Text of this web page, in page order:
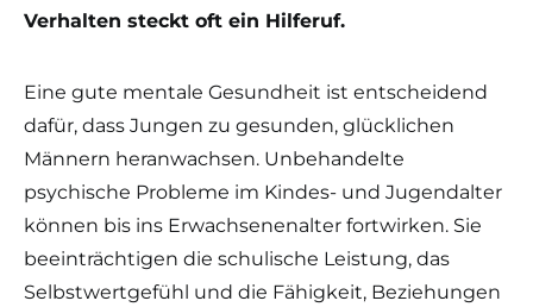
Verhalten steckt oft ein Hilferuf.
Eine gute mentale Gesundheit ist entscheidend
dafür, dass Jungen zu gesunden, glücklichen
Männern heranwachsen. Unbehandelte
psychische Probleme im Kindes- und Jugendalter
können bis ins Erwachsenenalter fortwirken. Sie
beeinträchtigen die schulische Leistung, das
Selbstwertgefühl und die Fähigkeit, Beziehungen